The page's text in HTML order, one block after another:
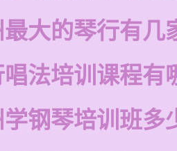
大的琴行有几
法培训课程有
钢琴培训班多